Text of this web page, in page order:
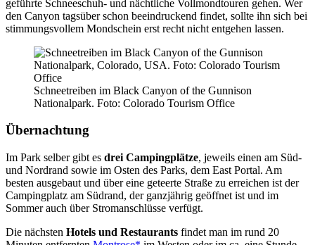
geführte Schneeschuh- und nächtliche Vollmondtouren gehen. Wer
den Canyon tagsüber schon beeindruckend findet, sollte ihn sich bei
stimmungsvollem Mondschein erst recht nicht entgehen lassen.
Schneetreiben im Black Canyon of the Gunnison
Nationalpark. Foto: Colorado Tourism Office
Übernachtung
Im Park selber gibt es drei Campingplätze, jeweils einen am Süd-
und Nordrand sowie im Osten des Parks, dem East Portal. Am
besten ausgebaut und über eine geteerte Straße zu erreichen ist der
Campingplatz am Südrand, der ganzjährig geöffnet ist und im
Sommer auch über Stromanschlüsse verfügt.
Die nächsten Hotels und Restaurants findet man im rund 20